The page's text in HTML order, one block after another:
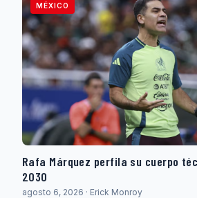
MÉXICO
Rafa Márquez perfila su cuerpo
2030
agosto 6, 2026 · Erick Monroy